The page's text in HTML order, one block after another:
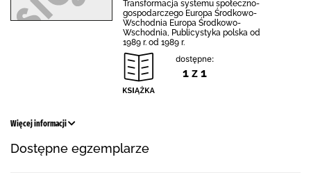
Transformacja systemu społeczno-
gospodarczego Europa Środkowo-
Wschodnia Europa Środkowo-
Wschodnia, Publicystyka polska od
1989 r. od 1989 r.
dostępne:
1 z 1
Więcej informacji
Dostępne egzemplarze